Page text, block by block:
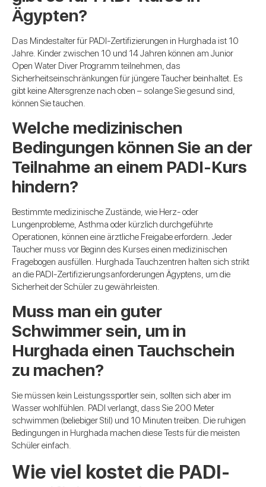
Ägypten?
Das Mindestalter für PADI-Zertifizierungen in Hurghada ist 10
Jahre. Kinder zwischen 10 und 14 Jahren können am Junior
Open Water Diver Programm teilnehmen, das
Sicherheitseinschränkungen für jüngere Taucher beinhaltet. Es
gibt keine Altersgrenze nach oben – solange Sie gesund sind,
können Sie tauchen.
Welche medizinischen
Bedingungen können Sie an der
Teilnahme an einem PADI-Kurs
hindern?
Bestimmte medizinische Zustände, wie Herz- oder
Lungenprobleme, Asthma oder kürzlich durchgeführte
Operationen, können eine ärztliche Freigabe erfordern. Jeder
Taucher muss vor Beginn des Kurses einen medizinischen
Fragebogen ausfüllen. Hurghada Tauchzentren halten sich strikt
an die PADI-Zertifizierungsanforderungen Ägyptens, um die
Sicherheit der Schüler zu gewährleisten.
Muss man ein guter
Schwimmer sein, um in
Hurghada einen Tauchschein
zu machen?
Sie müssen kein Leistungssportler sein, sollten sich aber im
Wasser wohlfühlen. PADI verlangt, dass Sie 200 Meter
schwimmen (beliebiger Stil) und 10 Minuten treiben. Die ruhigen
Bedingungen in Hurghada machen diese Tests für die meisten
Schüler einfach.
Wie viel kostet die PADI-